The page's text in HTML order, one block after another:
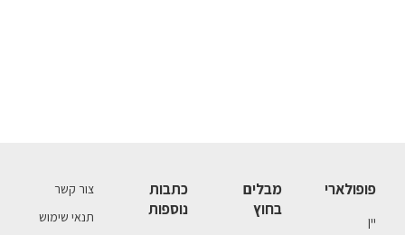
פופולארי
יין
מבלים
בחוץ
כתבות
נוספות
צור קשר
תנאי שימוש